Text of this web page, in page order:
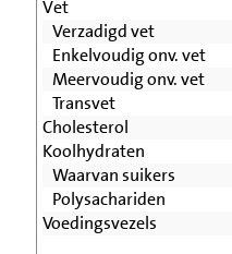
Vet
Verzadigd vet
Enkelvoudig onv. vet
Meervoudig onv. vet
Transvet
Cholesterol
Koolhydraten
Waarvan suikers
Polysachariden
Voedingsvezels